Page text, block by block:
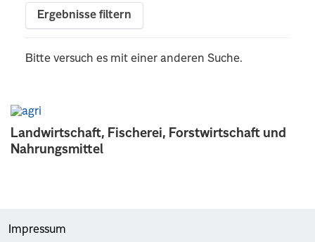
Landwirtschaft, Fischerei, Forstwirtschaft und
Nahrungsmittel
Ergebnisse filtern
Bitte versuch es mit einer anderen Suche.
Impressum